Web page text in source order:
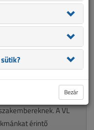
igényes, a
A VL
érintő
Bezár